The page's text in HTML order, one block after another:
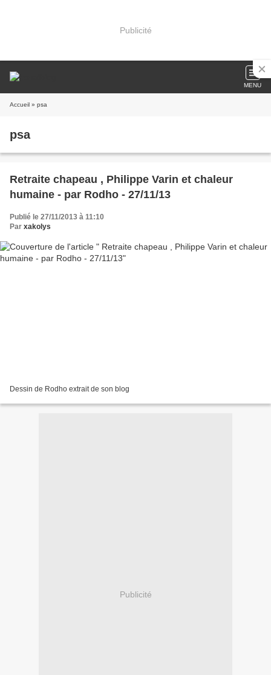
Publicité
MENU
Accueil » psa
psa
Retraite chapeau , Philippe Varin et chaleur
humaine - par Rodho - 27/11/13
Publié le 27/11/2013 à 11:10
Par xakolys
Dessin de Rodho extrait de son blog
Publicité